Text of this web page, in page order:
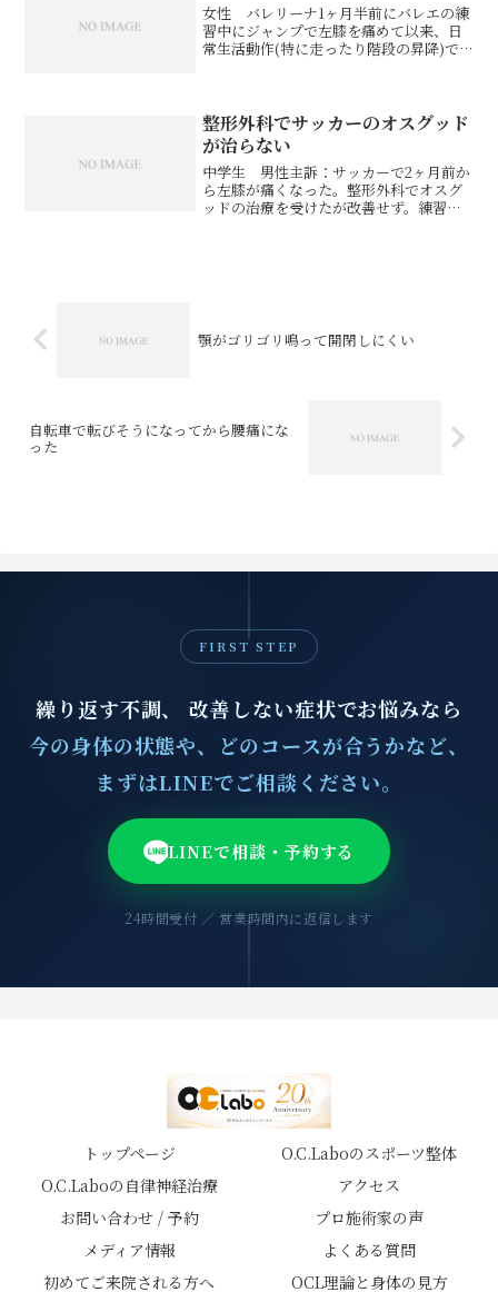
女性 バレリーナ1ヶ月半前にバレエの練
習中にジャンプで左膝を痛めて以来、日
常生活動作(特に走ったり階段の昇降)で
っているが、どこに行...
整形外科でサッカーのオスグッド
が治らない
中学生 男性主訴：サッカーで2ヶ月前か
ら左膝が痛くなった。整形外科でオスグ
ッドの治療を受けたが改善せず。練習に
顎がゴリゴリ鳴って開閉しにくい
自転車で転びそうになってから腰痛にな
った
FIRST STEP
繰り返す不調、 改善しない症状でお悩みなら
今の身体の状態や、どのコースが合うかなど、
まずはLINEでご相談ください。
LINEで相談・予約する
24時間受付 ／ 営業時間内に返信します
トップページ
O.C.Laboのスポーツ整体
O.C.Laboの自律神経治療
アクセス
お問い合わせ / 予約
プロ施術家の声
メディア情報
よくある質問
初めてご来院される方へ
OCL理論と身体の見方